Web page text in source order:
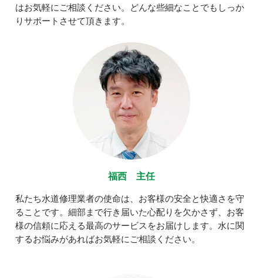
はお気軽にご相談ください。どんな些細なことでもしっか
りサポートさせて頂きます。
福西 主任
私たち水道修理業者の使命は、お客様の安全と快適さを守
ることです。細部まで行き届いた心配りを欠かさず、お客
様の信頼に応える最高のサービスをお届けします。水に関
するお悩みがあればお気軽にご相談ください。